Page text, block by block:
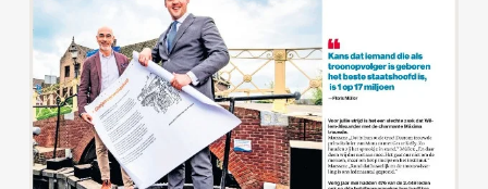
Word Lid